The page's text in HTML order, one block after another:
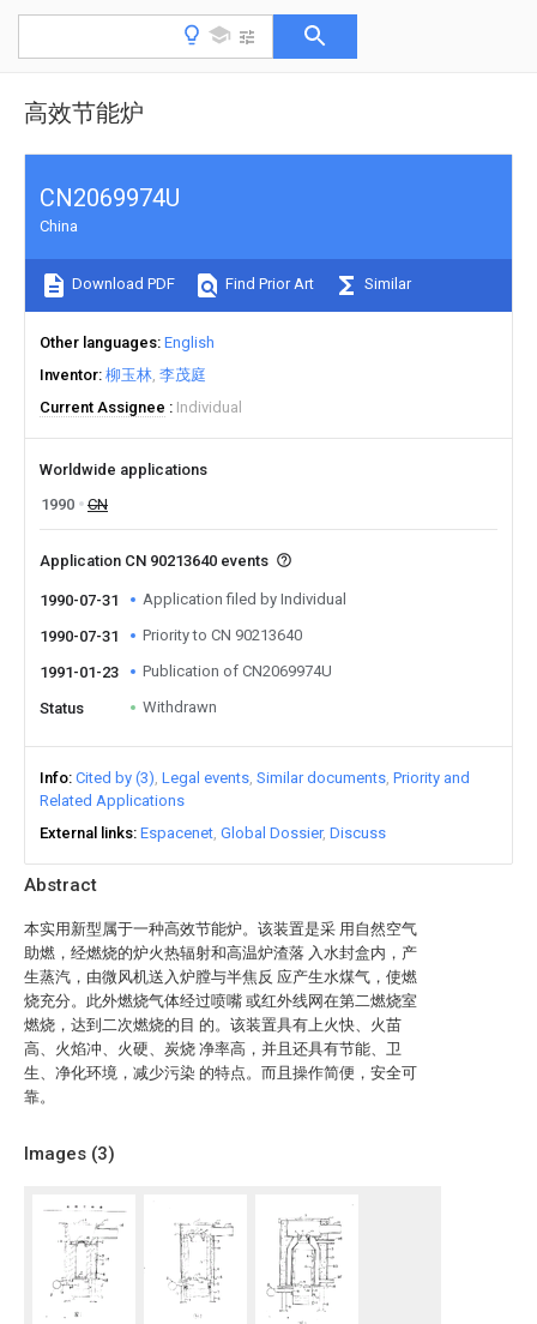
高效节能炉
Abstract
本实用新型属于一种高效节能炉。该装置是采 用自然空气
助燃，经燃烧的炉火热辐射和高温炉渣落 入水封盒内，产
生蒸汽，由微风机送入炉膛与半焦反 应产生水煤气，使燃
烧充分。此外燃烧气体经过喷嘴 或红外线网在第二燃烧室
燃烧，达到二次燃烧的目 的。该装置具有上火快、火苗
高、火焰冲、火硬、炭烧 净率高，并且还具有节能、卫
生、净化环境，减少污染 的特点。而且操作简便，安全可
靠。
Images (3)
CN2069974U
China
Download PDF Find Prior Art Similar
Other languages English
Inventor 柳玉林 李茂庭
Current Assignee
Individual
Worldwide applications
1990
CN
Application CN 90213640 events
1990-07-31 Application filed by Individual
1990-07-31 Priority to CN 90213640
1991-01-23 Publication of CN2069974U
Status Withdrawn
Info Cited by (3) Legal events Similar documents Priority and
Related Applications
External links Espacenet Global Dossier Discuss